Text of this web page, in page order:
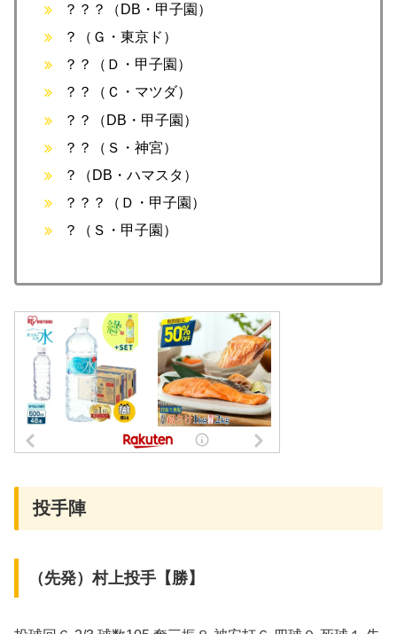
？？？（DB・甲子園）
？（Ｇ・東京ド）
？？（Ｄ・甲子園）
？？（Ｃ・マツダ）
？？（DB・甲子園）
？？（Ｓ・神宮）
？（DB・ハマスタ）
？？？（Ｄ・甲子園）
？（Ｓ・甲子園）
投手陣
（先発）村上投手【勝】